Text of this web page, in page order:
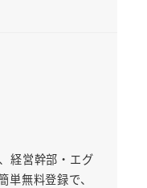
経営幹部・エグ
無料登録で、